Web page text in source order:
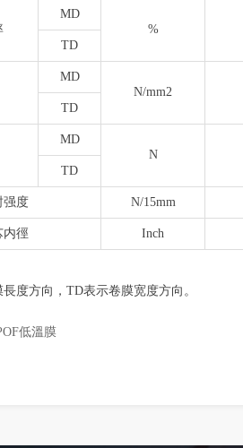
低溫膜
MD
%
TD
MD
N/mm2
TD
MD
N
TD
强度 N/15mm
内徑 Inch
度方向，TD表示卷膜宽度方向。